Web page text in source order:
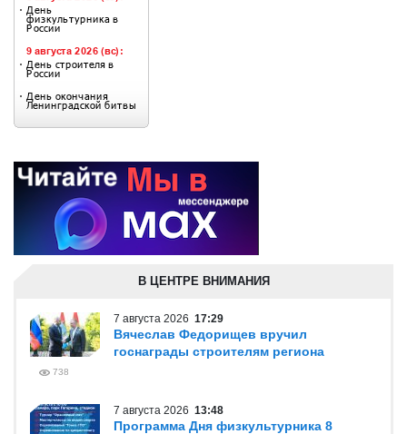
В ЦЕНТРЕ ВНИМАНИЯ
7 августа 2026 17:29
Вячеслав Федорищев вручил
госнаграды строителям региона
738
7 августа 2026 13:48
Программа Дня физкультурника 8